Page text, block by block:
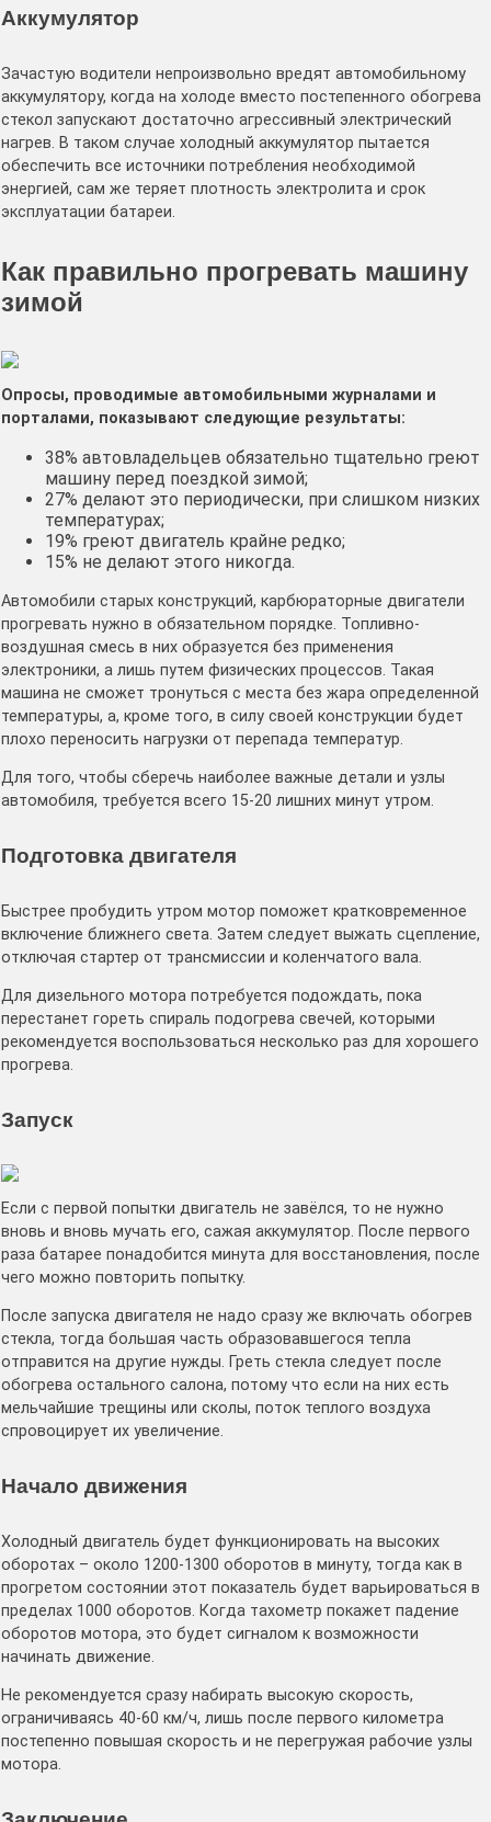
Аккумулятор
Зачастую водители непроизвольно вредят автомобильному
аккумулятору, когда на холоде вместо постепенного обогрева
стекол запускают достаточно агрессивный электрический
нагрев. В таком случае холодный аккумулятор пытается
обеспечить все источники потребления необходимой
энергией, сам же теряет плотность электролита и срок
эксплуатации батареи.
Как правильно прогревать машину
зимой
Опросы, проводимые автомобильными журналами и
порталами, показывают следующие результаты:
38% автовладельцев обязательно тщательно греют
машину перед поездкой зимой;
27% делают это периодически, при слишком низких
температурах;
19% греют двигатель крайне редко;
15% не делают этого никогда.
Автомобили старых конструкций, карбюраторные двигатели
прогревать нужно в обязательном порядке. Топливно-
воздушная смесь в них образуется без применения
электроники, а лишь путем физических процессов. Такая
машина не сможет тронуться с места без жара определенной
температуры, а, кроме того, в силу своей конструкции будет
плохо переносить нагрузки от перепада температур.
Для того, чтобы сберечь наиболее важные детали и узлы
автомобиля, требуется всего 15-20 лишних минут утром.
Подготовка двигателя
Быстрее пробудить утром мотор поможет кратковременное
включение ближнего света. Затем следует выжать сцепление,
отключая стартер от трансмиссии и коленчатого вала.
Для дизельного мотора потребуется подождать, пока
перестанет гореть спираль подогрева свечей, которыми
рекомендуется воспользоваться несколько раз для хорошего
прогрева.
Запуск
Если с первой попытки двигатель не завёлся, то не нужно
вновь и вновь мучать его, сажая аккумулятор. После первого
раза батарее понадобится минута для восстановления, после
чего можно повторить попытку.
После запуска двигателя не надо сразу же включать обогрев
стекла, тогда большая часть образовавшегося тепла
отправится на другие нужды. Греть стекла следует после
обогрева остального салона, потому что если на них есть
мельчайшие трещины или сколы, поток теплого воздуха
спровоцирует их увеличение.
Начало движения
Холодный двигатель будет функционировать на высоких
оборотах – около 1200-1300 оборотов в минуту, тогда как в
прогретом состоянии этот показатель будет варьироваться в
пределах 1000 оборотов. Когда тахометр покажет падение
оборотов мотора, это будет сигналом к возможности
начинать движение.
Не рекомендуется сразу набирать высокую скорость,
ограничиваясь 40-60 км/ч, лишь после первого километра
постепенно повышая скорость и не перегружая рабочие узлы
мотора.